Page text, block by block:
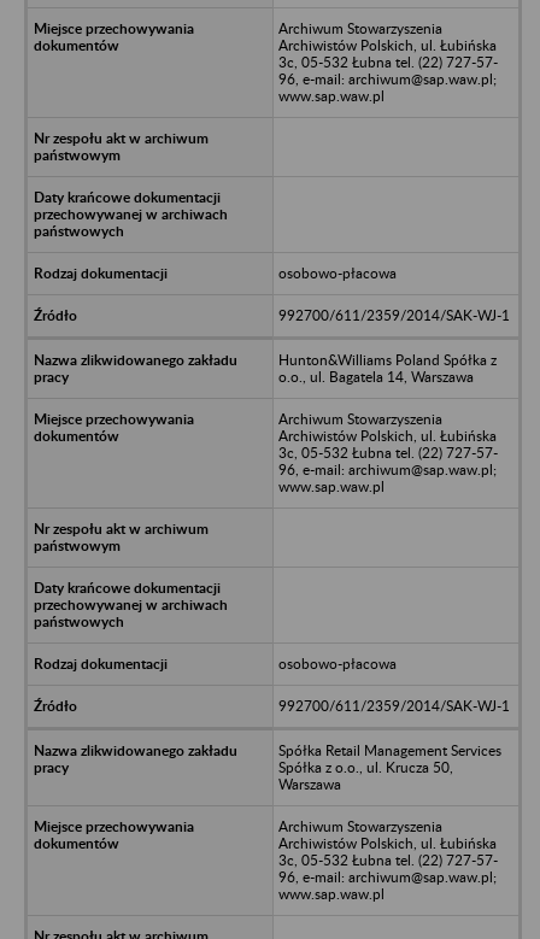
Archiwum Stowarzyszenia
Archiwistów Polskich, ul. Łubińska
3c, 05-532 Łubna tel. (22) 727-57-
96, e-mail: archiwum@sap.waw.pl;
www.sap.waw.pl
osobowo-płacowa
992700/611/2359/2014/SAK-WJ-1
Hunton&Williams Poland Spółka z
o.o., ul. Bagatela 14, Warszawa
Archiwum Stowarzyszenia
Archiwistów Polskich, ul. Łubińska
3c, 05-532 Łubna tel. (22) 727-57-
96, e-mail: archiwum@sap.waw.pl;
www.sap.waw.pl
osobowo-płacowa
992700/611/2359/2014/SAK-WJ-1
Spółka Retail Management Services
Spółka z o.o., ul. Krucza 50,
Warszawa
Archiwum Stowarzyszenia
Archiwistów Polskich, ul. Łubińska
3c, 05-532 Łubna tel. (22) 727-57-
96, e-mail: archiwum@sap.waw.pl;
www.sap.waw.pl